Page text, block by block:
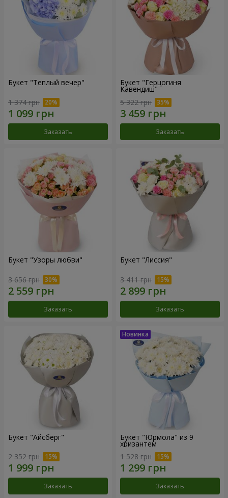
Букет "Теплый вечер"
1 374 грн
Заказать
Букет "Герцогиня
Кавендиш"
5 322 грн
Заказать
Букет "Узоры любви"
3 656 грн
Заказать
Букет "Лиссия"
3 411 грн
Заказать
Букет "Айсберг"
2 352 грн
Заказать
Букет "Юрмола" из 9
хризантем
1 528 грн
Заказать